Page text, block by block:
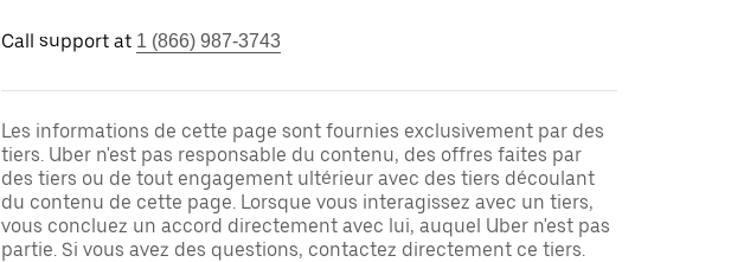
Call support at 1 (866) 987-3743
Les informations de cette page sont fournies exclusivement par des
tiers. Uber n'est pas responsable du contenu, des offres faites par
des tiers ou de tout engagement ultérieur avec des tiers découlant
du contenu de cette page. Lorsque vous interagissez avec un tiers,
vous concluez un accord directement avec lui, auquel Uber n'est pas
partie. Si vous avez des questions, contactez directement ce tiers.